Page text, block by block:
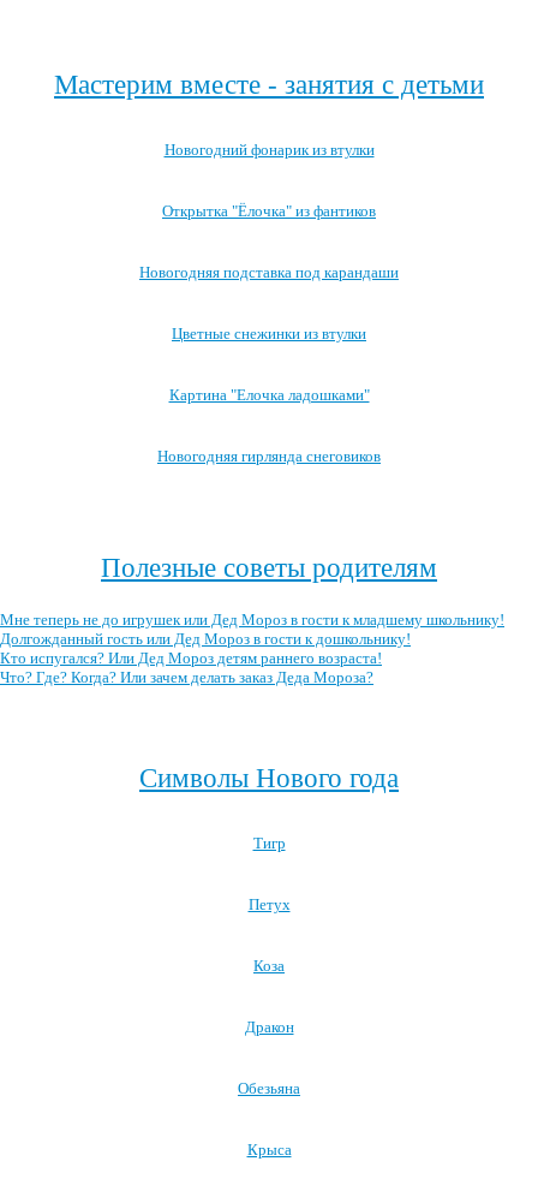
Мастерим вместе - занятия с детьми
Новогодний фонарик из втулки
Открытка "Ёлочка" из фантиков
Новогодняя подставка под карандаши
Цветные снежинки из втулки
Картина "Елочка ладошками"
Новогодняя гирлянда снеговиков
Полезные советы родителям
Мне теперь не до игрушек или Дед Мороз в гости к младшему школьнику!
Долгожданный гость или Дед Мороз в гости к дошкольнику!
Кто испугался? Или Дед Мороз детям раннего возраста!
Что? Где? Когда? Или зачем делать заказ Деда Мороза?
Символы Нового года
Тигр
Петух
Коза
Дракон
Обезьяна
Крыса